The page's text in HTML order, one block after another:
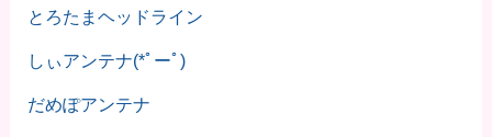
とろたまヘッドライン
しぃアンテナ(*ﾟーﾟ)
だめぽアンテナ